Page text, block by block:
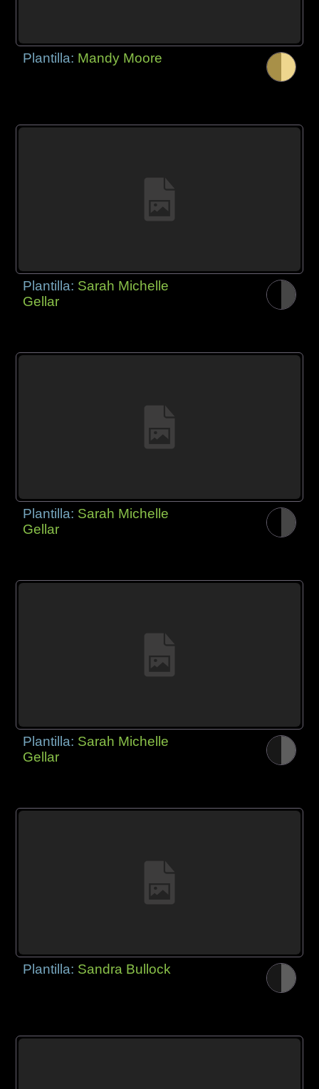
Plantilla: Mandy Moore
Plantilla: Sarah Michelle
Gellar
Plantilla: Sarah Michelle
Gellar
Plantilla: Sarah Michelle
Gellar
Plantilla: Sandra Bullock